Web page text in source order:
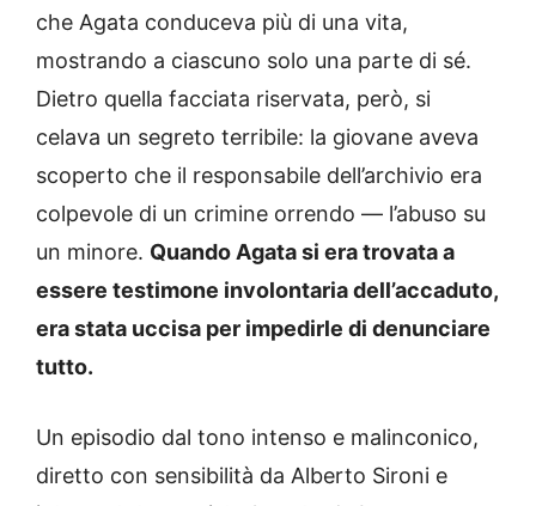
che Agata conduceva più di una vita,
mostrando a ciascuno solo una parte di sé.
Dietro quella facciata riservata, però, si
celava un segreto terribile: la giovane aveva
scoperto che il responsabile dell’archivio era
colpevole di un crimine orrendo — l’abuso su
un minore. Quando Agata si era trovata a
essere testimone involontaria dell’accaduto,
era stata uccisa per impedirle di denunciare
tutto.
Un episodio dal tono intenso e malinconico,
diretto con sensibilità da Alberto Sironi e